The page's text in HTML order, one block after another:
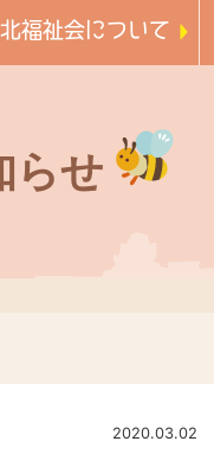
福祉会について
らせ
2020.03.02